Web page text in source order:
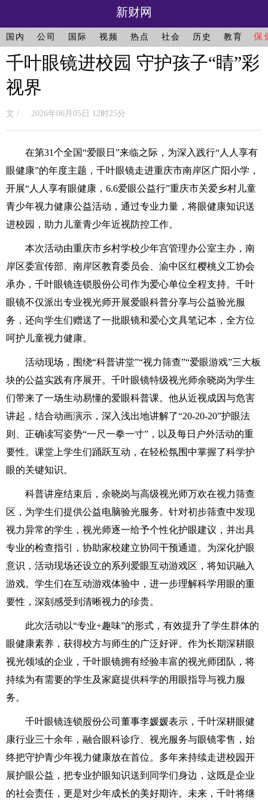
新财网
国内 公司 国际 视频 热点 社会 历史 教育 保
千叶眼镜进校园 守护孩子“睛”彩
视界
文 / 2026年06月05日 12时25分
在第31个全国“爱眼日”来临之际，为深入践行“人人享有
眼健康”的年度主题，千叶眼镜走进重庆市南岸区广阳小学，
开展“人人享有眼健康，6.6爱眼公益行”重庆市关爱乡村儿童
青少年视力健康公益活动，通过专业力量，将眼健康知识送
进校园，助力儿童青少年近视防控工作。
本次活动由重庆市乡村学校少年宫管理办公室主办，南
岸区委宣传部、南岸区教育委员会、渝中区红樱桃义工协会
承办，千叶眼镜连锁股份公司作为爱心单位全程支持。千叶
眼镜不仅派出专业视光师开展爱眼科普分享与公益验光服
务，还向学生们赠送了一批眼镜和爱心文具笔记本，全方位
呵护儿童视力健康。
活动现场，围绕“科普讲堂”“视力筛查”“爱眼游戏”三大板
块的公益实践有序展开。千叶眼镜特级视光师余晓岗为学生
们带来了一场生动易懂的爱眼科普课。他从近视成因与危害
讲起，结合动画演示，深入浅出地讲解了“20-20-20”护眼法
则、正确读写姿势“一尺一拳一寸”，以及每日户外活动的重
要性。课堂上学生们踊跃互动，在轻松氛围中掌握了科学护
眼的关键知识。
科普讲座结束后，余晓岗与高级视光师万欢在视力筛查
区，为学生们提供公益电脑验光服务。针对初步筛查中发现
视力异常的学生，视光师逐一给予个性化护眼建议，并出具
专业的检查指引，协助家校建立协同干预通道。为深化护眼
意识，活动现场还设立的系列爱眼互动游戏区，将知识融入
游戏。学生们在互动游戏体验中，进一步理解科学用眼的重
要性，深刻感受到清晰视力的珍贵。
此次活动以“专业+趣味”的形式，有效提升了学生群体的
眼健康素养，获得校方与师生的广泛好评。作为长期深耕眼
视光领域的企业，千叶眼镜拥有经验丰富的视光师团队，将
持续为有需要的学生及家庭提供科学的用眼指导与视力服
务。
千叶眼镜连锁股份公司董事李媛媛表示，千叶深耕眼健
康行业三十余年，融合眼科诊疗、视光服务与眼镜零售，始
终把守护青少年视力健康放在首位。多年来持续走进校园开
展护眼公益，把专业护眼知识送到同学们身边，这既是企业
的社会责任，更是对少年成长的美好期许。未来，千叶将继